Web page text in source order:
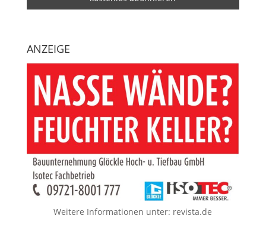
ANZEIGE
Weitere Informationen unter: revista.de